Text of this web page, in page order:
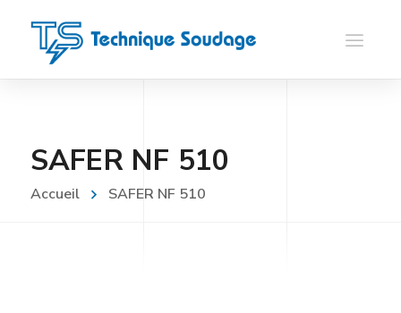
SAFER NF 510
Accueil SAFER NF 510